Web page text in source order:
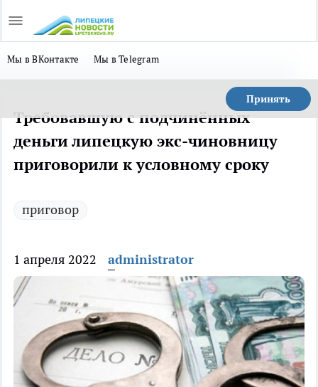
Мы в ВКонтакте Мы в Telegram
Принять
Требовавшую с подчинённых
деньги липецкую экс-чиновницу
приговорили к условному сроку
приговор
1 апреля 2022 administrator